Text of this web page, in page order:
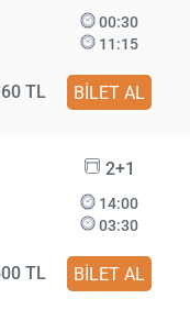
00:30
11:15
TL BİLET AL
2+1
14:00
03:30
TL BİLET AL